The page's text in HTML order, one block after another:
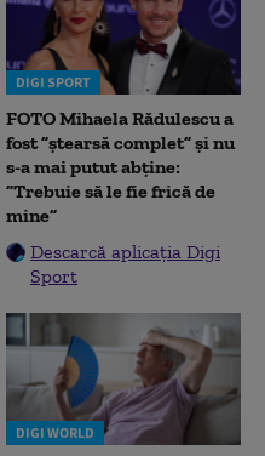
DIGI SPORT
FOTO Mihaela Rădulescu a
fost ”ștearsă complet” și nu
s-a mai putut abține:
”Trebuie să le fie frică de
mine”
Descarcă aplicația Digi
Sport
DIGI WORLD